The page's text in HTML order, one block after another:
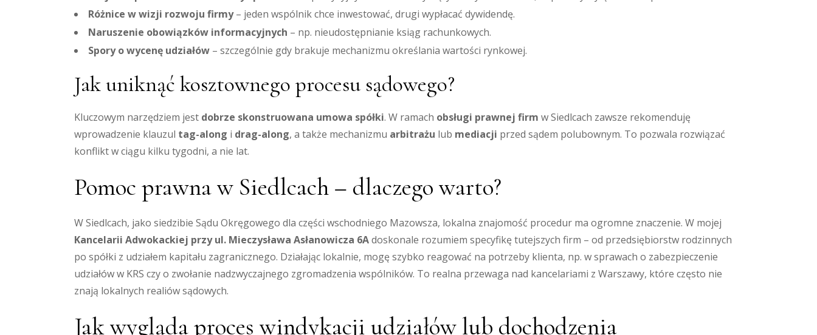
Różnice w wizji rozwoju firmy– jeden wspólnik chce inwestować, drugi wypłacać dywidendę.
Naruszenie obowiązków informacyjnych – np. nieudostępnianie ksiąg rachunkowych.
Spory o wycenę udziałów – szczególnie gdy brakuje mechanizmu określania wartości rynkowej.
Jak uniknąć kosztownego procesu sądowego?
Kluczowym narzędziem jest dobrze skonstruowana umowa spółki. W ramach obsługi prawnej firm w Siedlcach zawsze rekomenduję
wprowadzenie klauzul tag-along i drag-along, a także mechanizmu arbitrażu lub mediacji przed sądem polubownym. To pozwala rozwiązać
konflikt w ciągu kilku tygodni, a nie lat.
Pomoc prawna w Siedlcach – dlaczego warto?
W Siedlcach, jako siedzibie Sądu Okręgowego dla części wschodniego Mazowsza, lokalna znajomość procedur ma ogromne znaczenie. W mojej
Kancelarii Adwokackiej przy ul. Mieczysława Asłanowicza 6Adoskonale rozumiem specyfikę tutejszych firm – od przedsiębiorstw rodzinnych
po spółki z udziałem kapitału zagranicznego. Działając lokalnie, mogę szybko reagować na potrzeby klienta, np. w sprawach o zabezpieczenie
udziałów w KRS czy o zwołanie nadzwyczajnego zgromadzenia wspólników. To realna przewaga nad kancelariami z Warszawy, które często nie
znają lokalnych realiów sądowych.
Jak wygląda proces windykacji udziałów lub dochodzenia